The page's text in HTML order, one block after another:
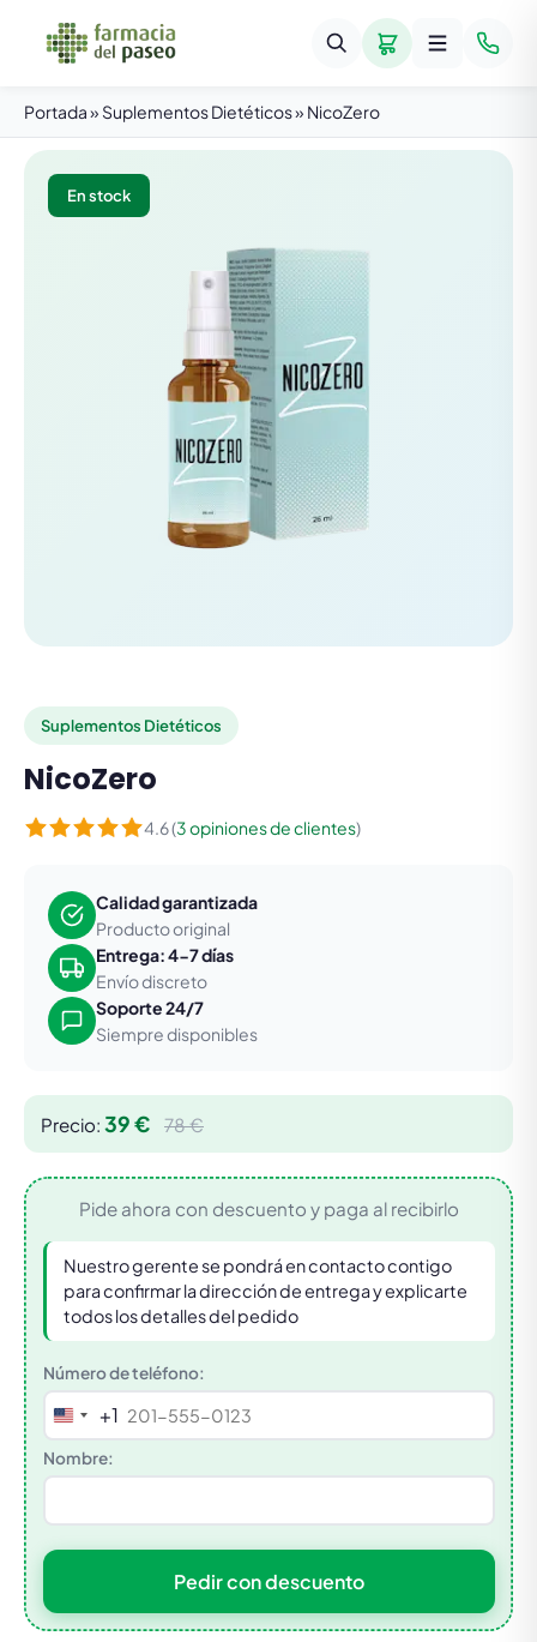
Portada» Suplementos Dietéticos» NicoZero
En stock
Suplementos Dietéticos
NicoZero
4.6 (3 opiniones de clientes)
Calidad garantizada
Producto original
Entrega: 4-7 días
Envío discreto
Soporte 24/7
Siempre disponibles
Precio: 39 € 78 €
Pide ahora con descuento y paga al recibirlo
Nuestro gerente se pondrá en contacto contigo
para confirmar la dirección de entrega y explicarte
todos los detalles del pedido
Número de teléfono:
United
States
+1
+1
Nombre:
Pedir con descuento